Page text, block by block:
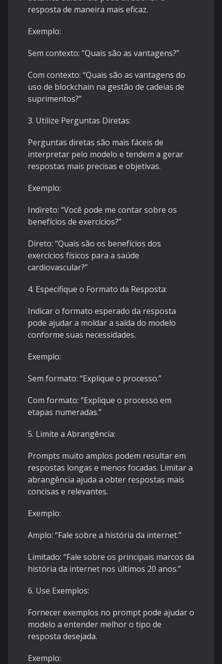
resposta de maneira mais eficaz.
Exemplo:
Sem contexto: “Quais são as vantagens?”
Com contexto: “Quais são as vantagens do
uso de blockchain na gestão de cadeias de
suprimentos?”
3. Utilize Perguntas Diretas:
Perguntas diretas são mais fáceis de
interpretar pelo modelo e tendem a gerar
respostas mais precisas e objetivas.
Exemplo:
Indireto: “Você pode me contar sobre os
benefícios de exercícios?”
Direto: “Quais são os benefícios dos
exercícios físicos para a saúde
cardiovascular?”
4. Especifique o Formato da Resposta:
Indicar o formato esperado da resposta
pode ajudar a moldar a saída do modelo
conforme suas necessidades.
Exemplo:
Sem formato: “Explique o processo.”
Com formato: “Explique o processo em
etapas numeradas.”
5. Limite a Abrangência:
Prompts muito amplos podem resultar em
respostas longas e menos focadas. Limitar a
abrangência ajuda a obter respostas mais
concisas e relevantes.
Exemplo:
Amplo: “Fale sobre a história da internet.”
Limitado: “Fale sobre os principais marcos da
história da internet nos últimos 20 anos.”
6. Use Exemplos:
Fornecer exemplos no prompt pode ajudar o
modelo a entender melhor o tipo de
resposta desejada.
Exemplo: